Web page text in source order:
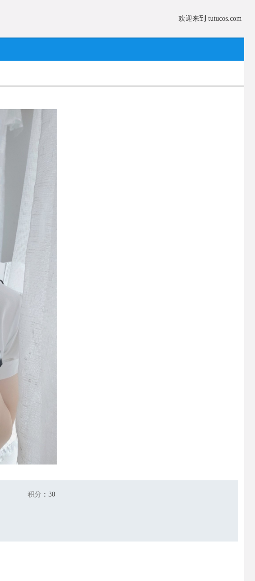
欢迎来到 tutucos.com
积分 ： 30